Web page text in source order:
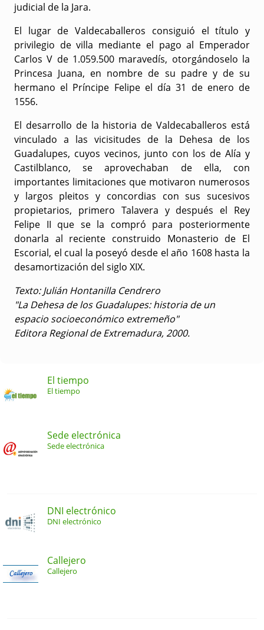
judicial de la Jara.
El lugar de Valdecaballeros consiguió eltítulo y
privilegio de villa mediante el pago al Emperador
Carlos V de 1.059.500 maravedís, otorgándoselo la
Princesa Juana, en nombre de su padre y de su
hermano el Príncipe Felipe el día31 de enero de
1556.
El desarrollo de la historia de Valdecaballeros está
vinculado a las vicisitudes de la Dehesa de los
Guadalupes, cuyos vecinos, junto con los de Alía y
Castilblanco, se aprovechaban de ella, con
importantes limitaciones que motivaron numerosos
y largos pleitos y concordias con sus sucesivos
propietarios, primero Talavera y después el Rey
Felipe II que se la compró para posteriormente
donarla al reciente construido Monasterio de El
Escorial, el cual la poseyó desde el año 1608 hasta la
desamortización del siglo XIX.
Texto: Julián Hontanilla Cendrero
"La Dehesa de los Guadalupes: historia de un
espacio socioeconómico extremeño"
Editora Regional de Extremadura, 2000.
El tiempo
El tiempo
Sede electrónica
Sede electrónica
DNI electrónico
DNI electrónico
Callejero
Callejero